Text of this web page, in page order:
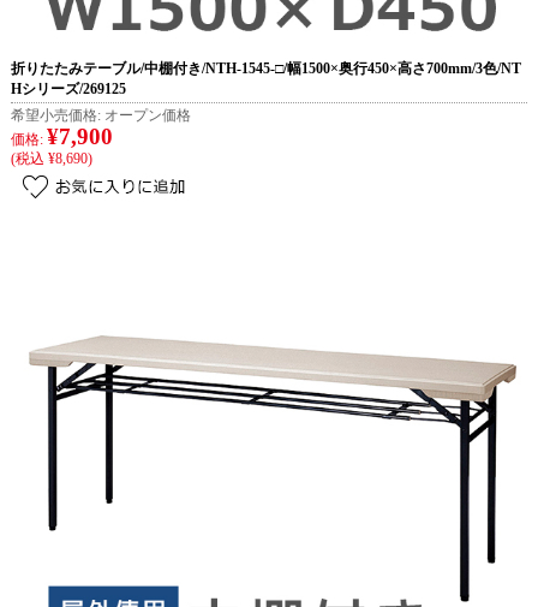
折りたたみテーブル/中棚付き/NTH-1545-□/幅1500×奥行450×高さ700mm/3色/NT
Hシリーズ/269125
希望小売価格: オープン価格
価格: ¥7,900
(税込 ¥8,690)